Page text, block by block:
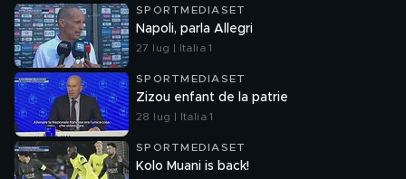
SPORTMEDIASET
Napoli, parla Allegri
27 lug | Italia 1
SPORTMEDIASET
Zizou enfant de la patrie
28 lug | Italia 1
SPORTMEDIASET
Kolo Muani is back!